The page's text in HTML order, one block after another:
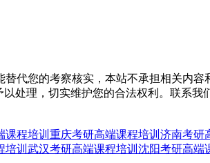
代您的考察核实，本站不承担相关内容
处理，切实维护您的合法权利。联系我
课程培训 重庆考研高端课程培训 济南考研
培训 武汉考研高端课程培训 沈阳考研高端